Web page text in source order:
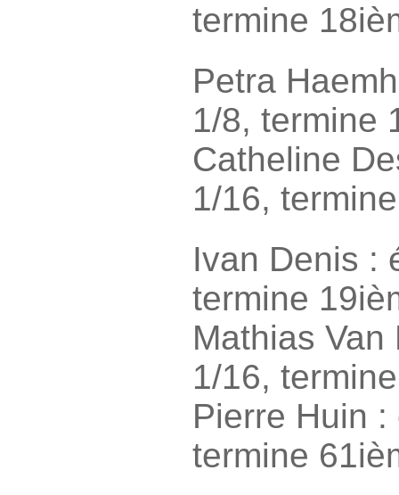
termine
Petra
1/8, termine
Catheline
1/16,
Ivan Denis :
termine
Mathias
1/16,
Pierre Huin
termine